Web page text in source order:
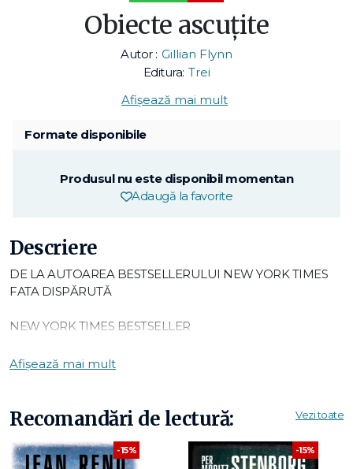
Obiecte ascuţite
Autor : Gillian Flynn
Editura: Trei
Afișează mai mult
Formate disponibile
Produsul nu este disponibil momentan
Adaugă la favorite
Descriere
DE LA AUTOAREA BESTSELLERULUI NEW YORK TIMES
FATA DISPĂRUTĂ
NEW YORK TIMES BESTSELLER
Acum o miniserie HBO®, cu Amy Adams în rolul principal,
Marti Noxon – una dintre creatoarele seriei de televiziune
Unreal.
După o scurtă internare într-un spital de psihiatrie, jurnalista
Afișează mai mult
Recomandări de lectură: Vezi toate
-15% -15%